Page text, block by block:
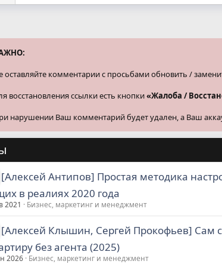
е
и
оставляйте комментарии с просьбами обновить /
восстановления ссылки есть кнопки«Жалоба /
нарушении Ваш комментарий будет удален, а Ваш
[Алексей Антипов] Простая методика
в реалиях 2020 года
2021 Бизнес, маркетинг и менеджмент
[Алексей Клышин, Сергей Прокофьев] Сам
без агента (2025)
2026 Бизнес, маркетинг и менеджмент